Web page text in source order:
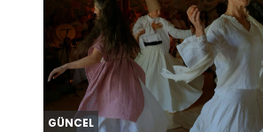
GÜNCEL